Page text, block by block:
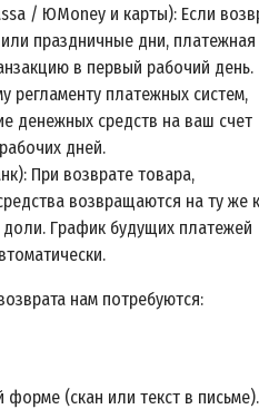
/ ЮMoney и карты): Если
праздничные дни, платежная
в первый рабочий день.
регламенту платежных систем,
денежных средств на ваш счет
дней.
При возврате товара,
возвращаются на ту же
доли. График будущих платежей
нам потребуются:
(скан или текст в письме).